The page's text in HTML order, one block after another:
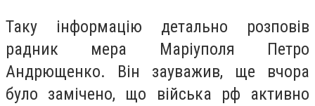
Таку інформацію детально розповів
радник мера Маріуполя Петро
Андрющенко. Він зауважив, ще вчора
було замічено, що війська рф активно